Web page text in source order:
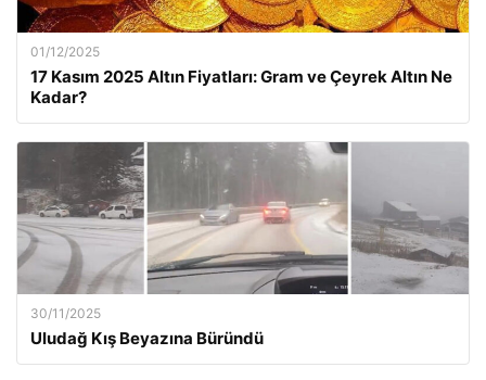
01/12/2025
17 Kasım 2025 Altın Fiyatları: Gram ve Çeyrek Altın Ne
Kadar?
30/11/2025
Uludağ Kış Beyazına Büründü